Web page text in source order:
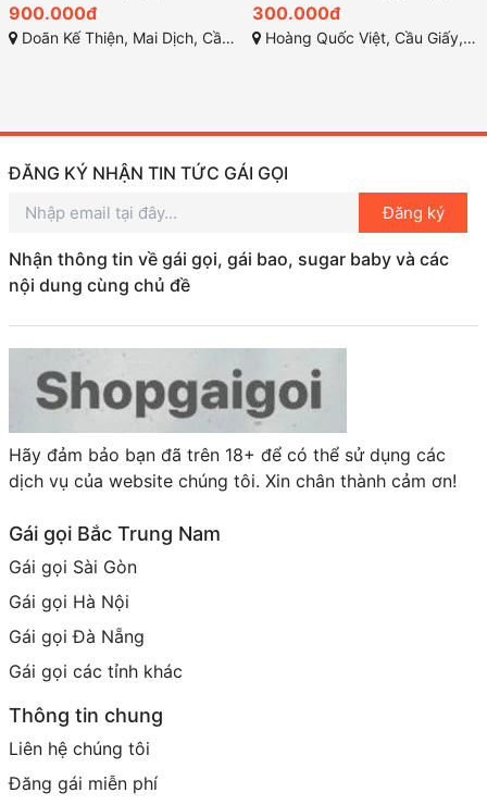
900.000đ
Doãn Kế Thiện, Mai Dịch, Cầu Giấy, Hà Nội
300.000đ
Hoàng Quốc Việt, Cầu Giấy, Hà Nội, Việt Nam
ĐĂNG KÝ NHẬN TIN TỨC GÁI GỌI
Đăng ký
Nhận thông tin về gái gọi, gái bao, sugar baby và các
nội dung cùng chủ đề
Hãy đảm bảo bạn đã trên 18+ để có thể sử dụng các
dịch vụ của website chúng tôi. Xin chân thành cảm ơn!
Gái gọi Bắc Trung Nam
Gái gọi Sài Gòn
Gái gọi Hà Nội
Gái gọi Đà Nẵng
Gái gọi các tỉnh khác
Thông tin chung
Liên hệ chúng tôi
Đăng gái miễn phí